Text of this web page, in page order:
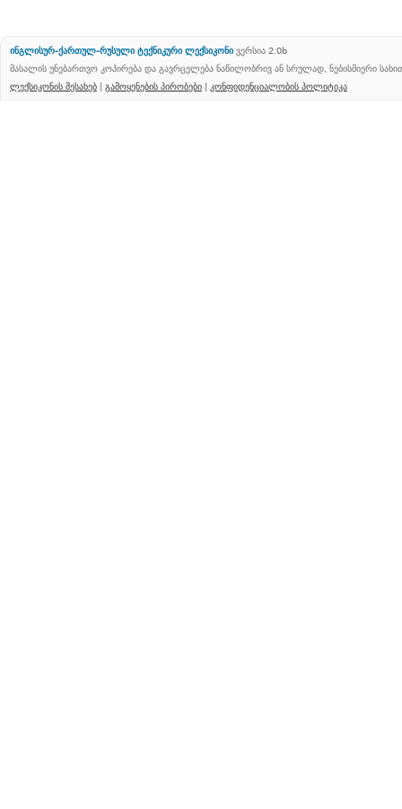
ინგლისურ-ქართულ-რუსული ტექნიკური ლექსიკონი ვერსია 2.0b
მასალის უნებართვო კოპირება და გავრცელება ნაწილობრივ ან სრულად, ნებისმიერი
ლექსიკონის შესახებ | გამოყენების პირობები | კონფიდენციალობის პოლიტიკა